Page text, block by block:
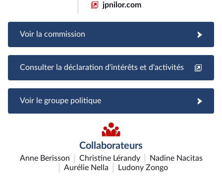
jpnilor.com
Voir la commission
Consulter la déclaration d'intérêts et d'activités
Voir le groupe politique
Collaborateurs
Anne Berisson Christine Lérandy
Nadine Nacitas
Aurélie Nella
Ludony Zongo